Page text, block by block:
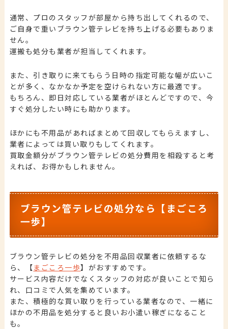
通常、プロのスタッフが部屋から持ち出してくれるので、
ご自身で重いブラウン管テレビを持ち上げる必要もありま
せん。
運搬も処分も業者が担当してくれます。
また、引き取りに来てもらう日時の指定可能な幅が広いこ
とが多く、なかなか予定を空けられない方に最適です。
もちろん、即日対応している業者がほとんどですので、今
すぐ処分したい時にも助かります。
ほかにも不用品があればまとめて回収してもらえますし、
業者によっては買い取りもしてくれます。
買取金額分がブラウン管テレビの処分費用を相殺すると考
えれば、お得かもしれません。
ブラウン管テレビの処分なら【まごころ
一歩】
ブラウン管テレビの処分を不用品回収業者に依頼するな
ら、【まごころ一歩】がおすすめです。
サービス内容だけでなくスタッフの対応が良いことで知ら
れ、口コミで人気を集めています。
また、積極的な買い取りを行っている業者なので、一緒に
ほかの不用品を処分すると良いお小遣い稼ぎになること
も。